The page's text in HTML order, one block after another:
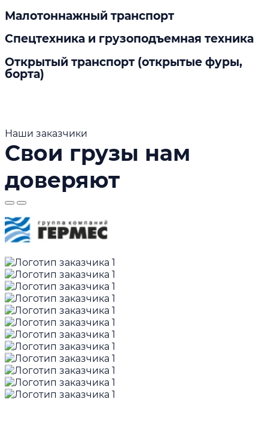
Малотоннажный транспорт
Спецтехника и грузоподъемная техника
Открытый транспорт (открытые фуры,
борта)
Наши заказчики
Свои грузы нам
доверяют